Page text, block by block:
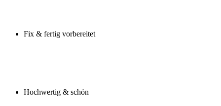
Fix & fertig vorbereitet
Hochwertig & schön